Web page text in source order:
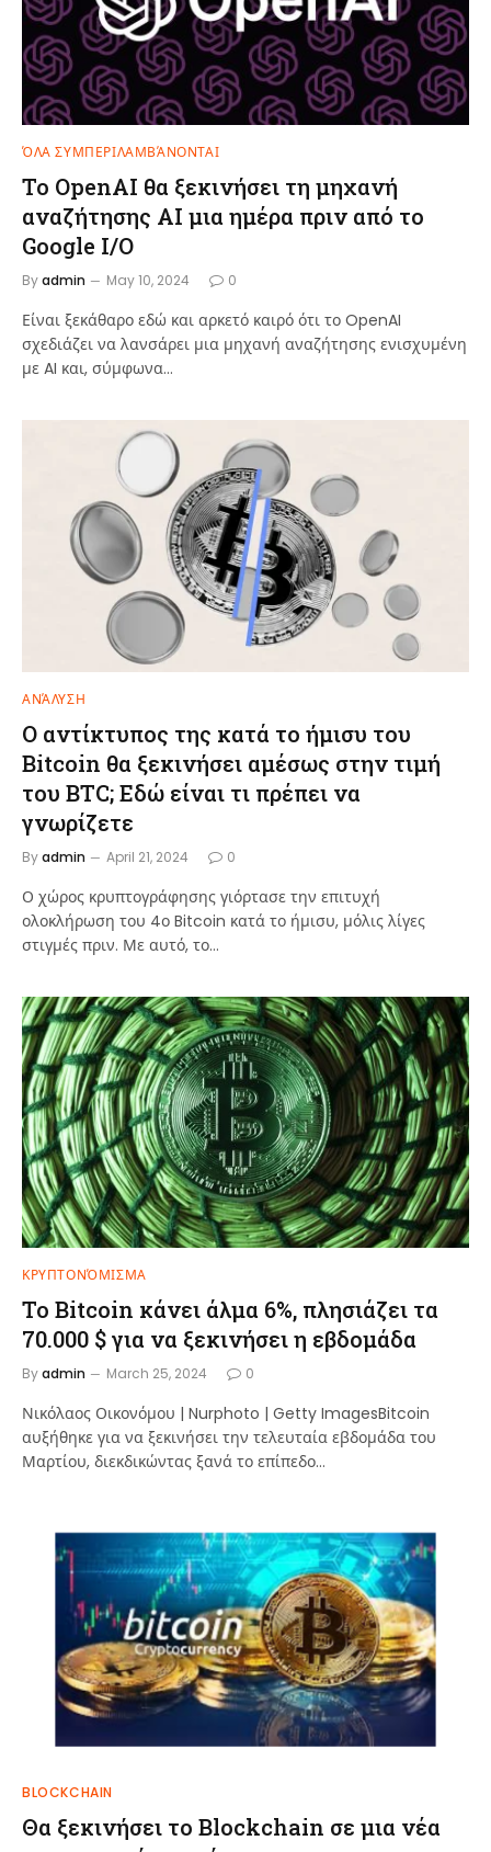
ΌΛΑ ΣΥΜΠΕΡΙΛΑΜΒΆΝΟΝΤΑΙ
Το OpenAI θα ξεκινήσει τη μηχανή
αναζήτησης AI μια ημέρα πριν από το
Google I/O
Byadmin May 10, 2024 0
Είναι ξεκάθαρο εδώ και αρκετό καιρό ότι το OpenAI
σχεδιάζει να λανσάρει μια μηχανή αναζήτησης ενισχυμένη
με AI και, σύμφωνα…
ΑΝΆΛΥΣΗ
Ο αντίκτυπος της κατά το ήμισυ του
Bitcoin θα ξεκινήσει αμέσως στην τιμή
του BTC; Εδώ είναι τι πρέπει να
γνωρίζετε
Byadmin April 21, 2024 0
Ο χώρος κρυπτογράφησης γιόρτασε την επιτυχή
ολοκλήρωση του 4ο Bitcoin κατά το ήμισυ, μόλις λίγες
στιγμές πριν. Με αυτό, το…
ΚΡΥΠΤΟΝΌΜΙΣΜΑ
Το Bitcoin κάνει άλμα 6%, πλησιάζει τα
70.000 $ για να ξεκινήσει η εβδομάδα
Byadmin March 25, 2024 0
Νικόλαος Οικονόμου | Nurphoto | Getty ImagesBitcoin
αυξήθηκε για να ξεκινήσει την τελευταία εβδομάδα του
Μαρτίου, διεκδικώντας ξανά το επίπεδο…
BLOCKCHAIN
Θα ξεκινήσει το Blockchain σε μια νέα